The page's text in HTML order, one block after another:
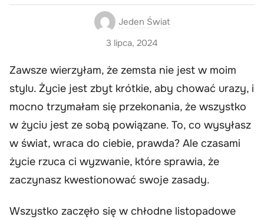
Jeden Świat
3 lipca, 2024
Zawsze wierzyłam, że zemsta nie jest w moim
stylu. Życie jest zbyt krótkie, aby chować urazy, i
mocno trzymałam się przekonania, że wszystko
w życiu jest ze sobą powiązane. To, co wysyłasz
w świat, wraca do ciebie, prawda? Ale czasami
życie rzuca ci wyzwanie, które sprawia, że
zaczynasz kwestionować swoje zasady.
Wszystko zaczęło się w chłodne listopadowe